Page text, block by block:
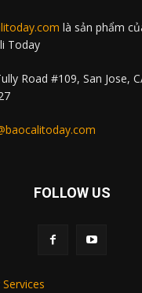
là sản phẩm
Today
Road #109, San Jose,
FOLLOW US